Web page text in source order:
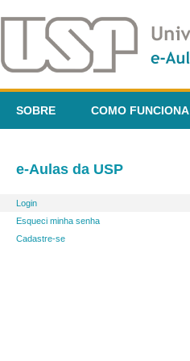
SOBRE COMO FUNCIONA
e-Aulas da USP
Login
Esqueci minha senha
Cadastre-se